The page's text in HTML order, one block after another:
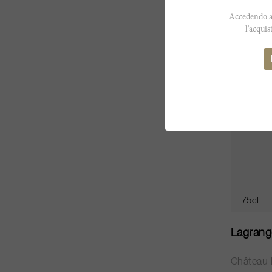
75cl
Château
Accedendo